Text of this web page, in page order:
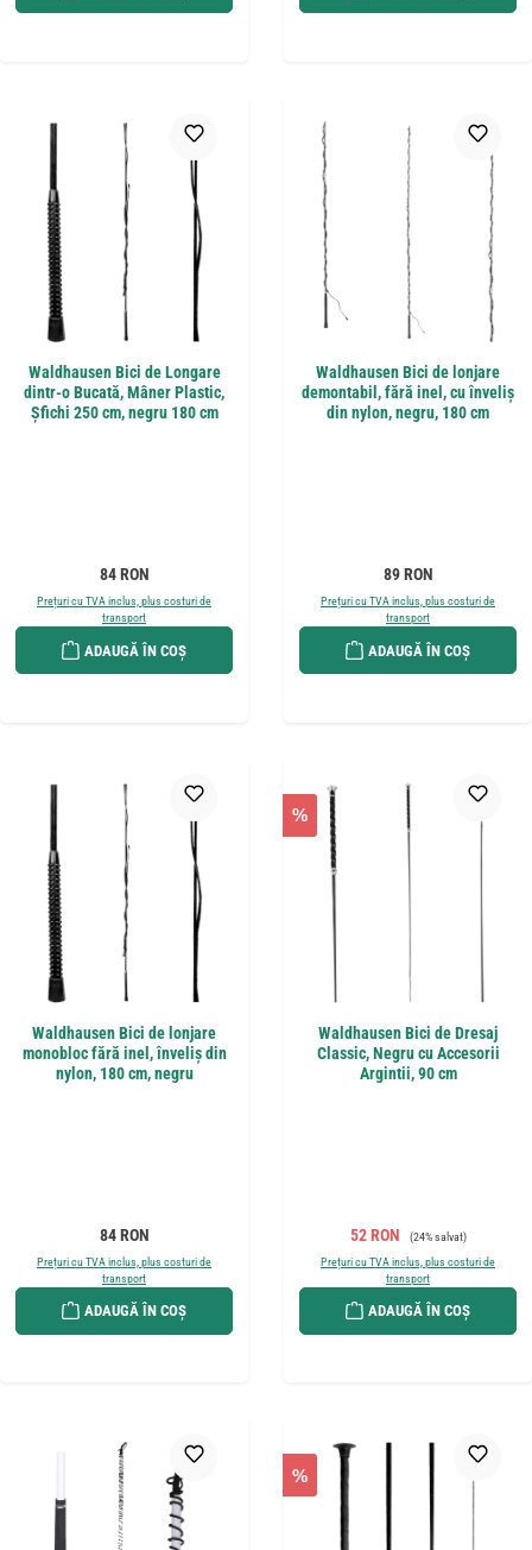
Waldhausen Bici de Longare
dintr-o Bucată, Mâner Plastic,
Șfichi 250 cm, negru 180 cm
Preț obișnuit:
84 RON
Prețuri cu TVA inclus, plus costuri de
transport
ADAUGĂ ÎN COȘ
Waldhausen Bici de lonjare
demontabil, fără inel, cu înveliș
din nylon, negru, 180 cm
Preț obișnuit:
89 RON
Prețuri cu TVA inclus, plus costuri de
transport
ADAUGĂ ÎN COȘ
Waldhausen Bici de lonjare
monobloc fără inel, înveliș din
nylon, 180 cm, negru
Preț obișnuit:
84 RON
Prețuri cu TVA inclus, plus costuri de
transport
ADAUGĂ ÎN COȘ
%
Waldhausen Bici de Dresaj
Classic, Negru cu Accesorii
Argintii, 90 cm
Preț de vânzare:
52 RON Preț obișnuit:
(24% salvat)
Prețuri cu TVA inclus, plus costuri de
transport
ADAUGĂ ÎN COȘ
%